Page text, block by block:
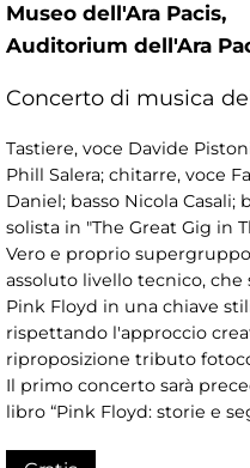
Museo dell'Ara Pacis,
Auditorium dell'Ara
Concerto di musica
Tastiere, voce Davide
Phill Salera; chitarre, voce
Daniel; basso Nicola Casali;
solista in "The Great Gig in
Vero e proprio
assoluto livello tecnico,
Pink Floyd in una chiave
rispettando l'approccio
riproposizione tributo
Il primo concerto sarà
libro “Pink Floyd: storie e